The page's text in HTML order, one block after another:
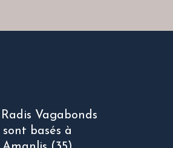
Vagabonds
sont basés à